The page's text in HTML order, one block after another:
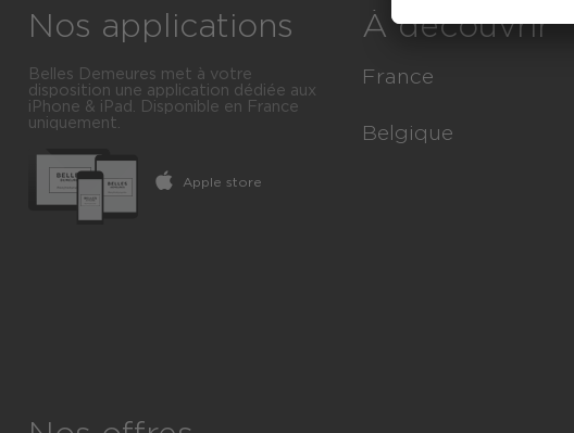
Nos applications
Belles Demeures met à votre
disposition une application dédiée aux
iPhone & iPad. Disponible en France
uniquement.
Apple store
À découvrir
France
Immobilier Luxe
Belgique